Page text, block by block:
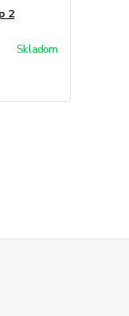
2
Skladom